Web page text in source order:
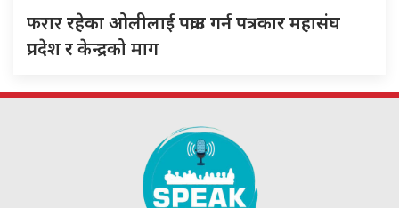
फराररहेका ओलीलाई पक्राउ गर्न पत्रकार महासंघ
प्रदेश र केन्द्रको माग